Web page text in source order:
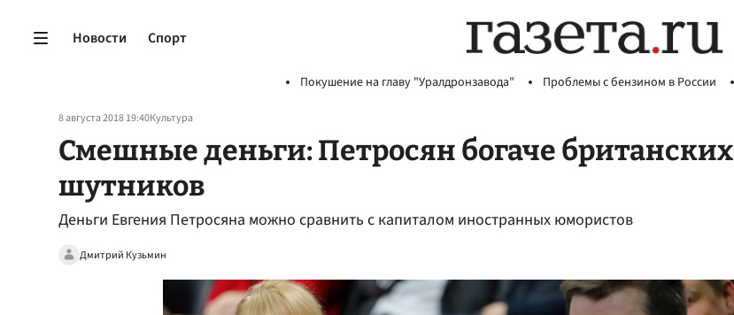
Новости Спорт
Покушение на главу "Уралдронзавода" Проблемы с бензином в России
8 августа 2018 19:40Культура
Смешные деньги: Петросян богаче британских
шутников
Деньги Евгения Петросяна можно сравнить с капиталом иностранных юмористов
Дмитрий Кузьмин